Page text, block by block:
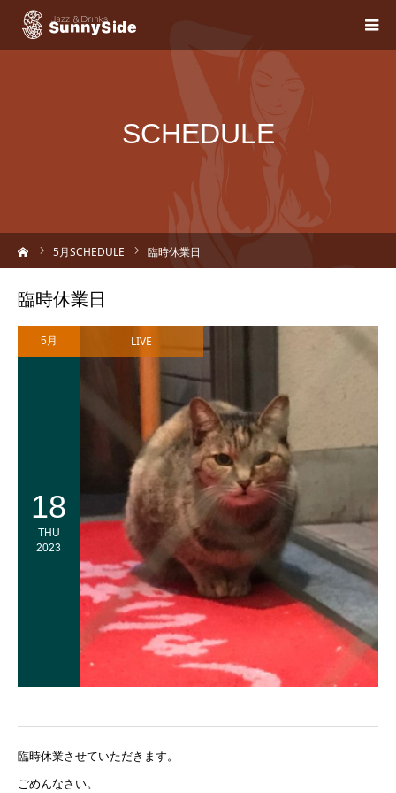
SCHEDULE
5月SCHEDULE 臨時休業日
臨時休業日
5月
18
THU
2023
LIVE
臨時休業させていただきます。
ごめんなさい。